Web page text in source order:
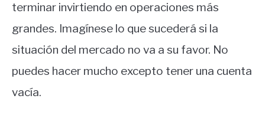
terminar invirtiendo en operaciones más
grandes. Imagínese lo que sucederá si la
situación del mercado no va a su favor. No
puedes hacer mucho excepto tener una cuenta
vacía.